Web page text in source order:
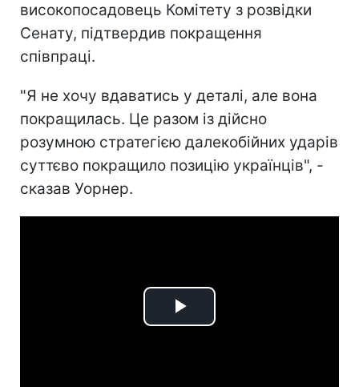
високопосадовець Комітету з розвідки
Сенату, підтвердив покращення
співпраці.
"Я не хочу вдаватись у деталі, але вона
покращилась. Це разом із дійсно
розумною стратегією далекобійних ударів
суттєво покращило позицію українців", -
сказав Уорнер.
Play